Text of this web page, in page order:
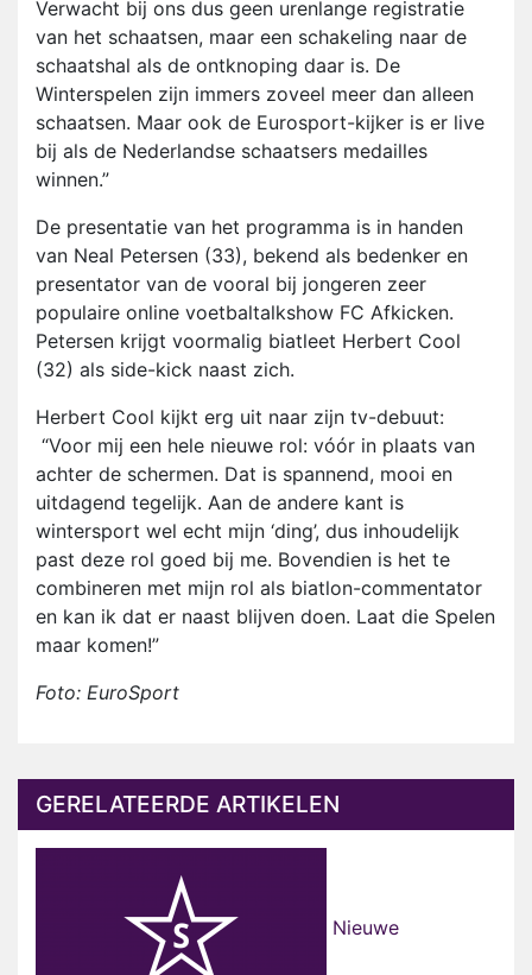
Verwacht bij ons dus geen urenlange registratie
van het schaatsen, maar een schakeling naar de
schaatshal als de ontknoping daar is. De
Winterspelen zijn immers zoveel meer dan alleen
schaatsen. Maar ook de Eurosport-kijker is er live
bij als de Nederlandse schaatsers medailles
winnen.”
De presentatie van het programma is in handen
van Neal Petersen (33), bekend als bedenker en
presentator van de vooral bij jongeren zeer
populaire online voetbaltalkshow FC Afkicken.
Petersen krijgt voormalig biatleet Herbert Cool
(32) als side-kick naast zich.
Herbert Cool kijkt erg uit naar zijn tv-debuut:
“Voor mij een hele nieuwe rol: vóór in plaats van
achter de schermen. Dat is spannend, mooi en
uitdagend tegelijk. Aan de andere kant is
wintersport wel echt mijn ‘ding’, dus inhoudelijk
past deze rol goed bij me. Bovendien is het te
combineren met mijn rol als biatlon-commentator
en kan ik dat er naast blijven doen. Laat die Spelen
maar komen!”
Foto: EuroSport
GERELATEERDE ARTIKELEN
Nieuwe